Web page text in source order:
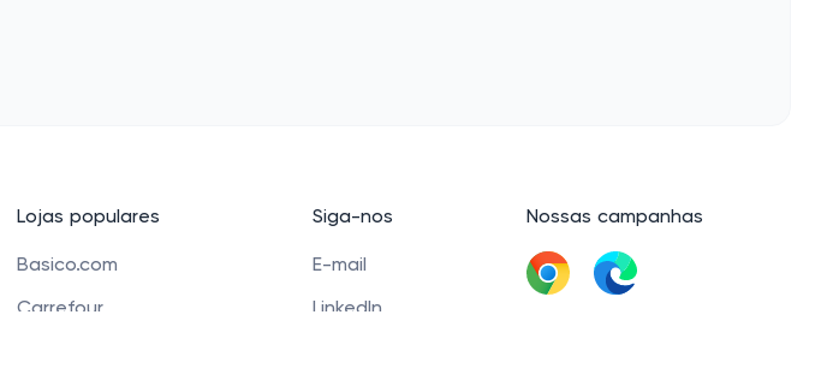
Lojas populares
Basico.com
Carrefour
Siga-nos
E-mail
LinkedIn
Nossas campanhas